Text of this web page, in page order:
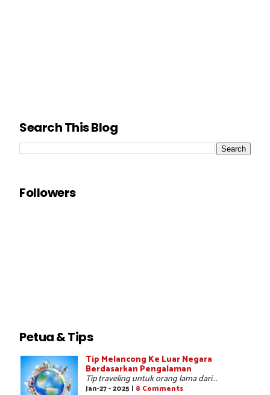
Search This Blog
Followers
Petua & Tips
Tip Melancong Ke Luar Negara
Berdasarkan Pengalaman
Tip traveling untuk orang lama dari...
Jan-27 - 2025 | 8 Comments